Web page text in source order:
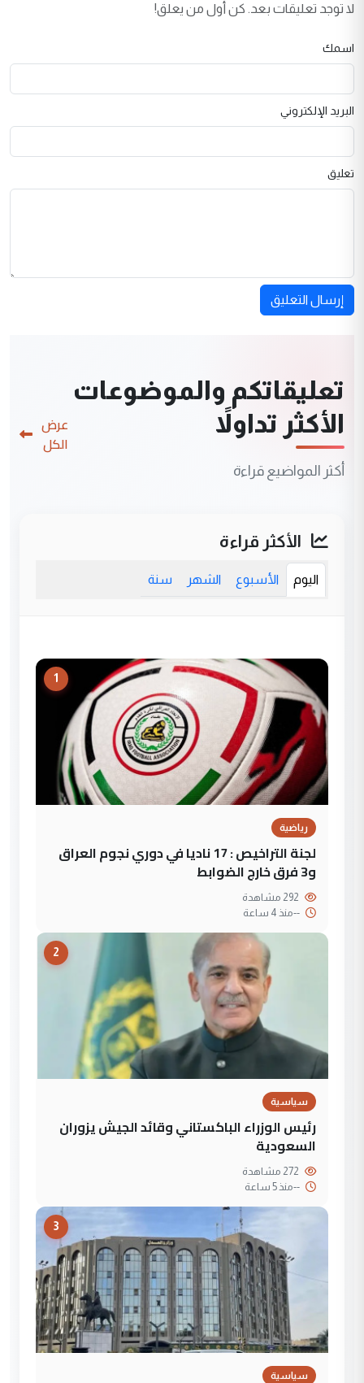
لا توجد تعليقات بعد. كن أول من يعلق!
اسمك
البريد الإلكتروني
تعليق
إرسال التعليق
تعليقاتكم والموضوعات
الأكثر تداولاً
أكثر المواضيع قراءة
عرض
الكل
الأكثر قراءة
اليوم الأسبوع الشهر سنة
1
رياضية
لجنة التراخيص : 17 ناديا في دوري نجوم العراق
و3 فرق خارج الضوابط
--منذ 4 ساعة
2
سياسية
رئيس الوزراء الباكستاني وقائد الجيش يزوران
السعودية
--منذ 5 ساعة
3
سياسية